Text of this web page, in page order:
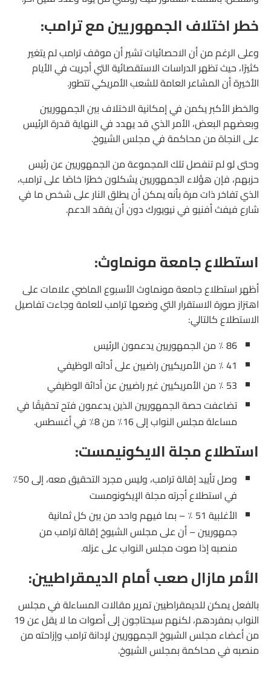
خطر اختلاف الجمهوريين مع ترامب:
وعلى الرغم من أن الاحصائيات تشير أن موقف ترامب لم يتغير
كثيرًا، حيث تظهر الدراسات الاستقصائية التي أجريت في الأيام
الأخيرة أن المشاعر العامة للشعب الأمريكي تتطور.
والخطر الأكبر يكمن في إمكانية الاختلاف بين الجمهوريين
وبعضهم البعض، الأمر الذي قد يهدد في النهاية قدرة الرئيس
على النجاة من محاكمة في مجلس الشيوخ.
وحتى لو لم تنفصل تلك المجموعة من الجمهوريين عن رئيس
حزبهم، فإن هؤلاء الجمهوريين يشكلون خطرًا خاصًا على ترامب،
الذي تفاخر ذات مرة بأنه يمكن أن يطلق النار على شخص ما في
شارع فيفث أفنيو في نيويورك دون أن يفقد الدعم.
استطلاع جامعة مونماوث:
أظهر استطلاع جامعة مونماوث الأسبوع الماضي علامات على
اهتزاز صورة الاستقرار التي وضعها ترامب للعامة وجاءت تفاصيل
الاستطلاع كالتالي:
86 ٪ من الجمهوريين يدعمون الرئيس
41 ٪ من الأمريكيين راضيين على أدائه الوظيفي
53 ٪ من الأمريكيين غير راضيين عن أدائة الوظيفي
تضاعفت حصة الجمهوريين الذين يدعمون فتح تحقيقًا في
مساءلة مجلس النواب إلى 16٪ من 8٪ في أغسطس.
استطلاع مجلة الايكونيمست:
وصل تأييد إقالة ترامب، وليس مجرد التحقيق معه، إلى 50٪
في استطلاع أجرته مجلة الإيكونومست
الأغلبية 51 ٪ – بما فيهم واحد من بين كل ثمانية
جمهوريين – أن على مجلس الشيوخ إقالة ترامب من
منصبه إذا صوت مجلس النواب على عزله.
الأمر مازال صعب أمام الديمقراطيين:
بالفعل يمكن للديمقراطيين تمرير مقالات المساءلة في مجلس
النواب بمفردهم، لكنهم سيحتاجون إلى أصوات ما لا يقل عن 19
من أعضاء مجلس الشيوخ الجمهوريين لإدانة ترامب وإزاحته من
منصبه في محاكمة بمجلس الشيوخ.